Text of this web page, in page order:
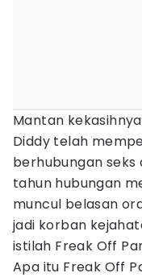
Mantan
Diddy telah
berhubungan seks
tahun hubungan
muncul belasan
jadi korban
istilah Freak Off
Apa itu Freak Off